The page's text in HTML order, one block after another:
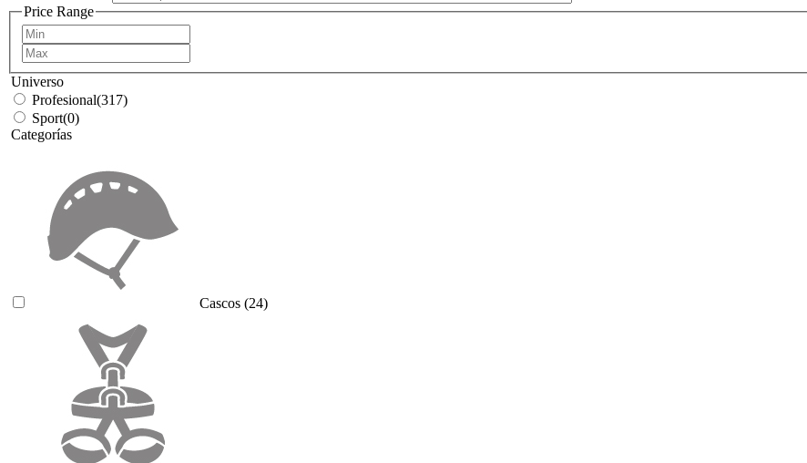
Price Range
Universo
Profesional(317)
Sport(0)
Categorías
Cascos (24)